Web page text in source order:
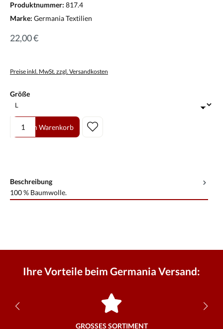
Produktnummer: 817.4
Marke: Germania Textilien
22,00 €
Preise inkl. MwSt. zzgl. Versandkosten
Größeauswählen
Produkt Anzahl: Gib den gewünschten Wert ein oder benutze die
In den Warenkorb
Beschreibung
100 % Baumwolle.
Ihre Vorteile beim Germania Versand:
GROSSES SORTIMENT